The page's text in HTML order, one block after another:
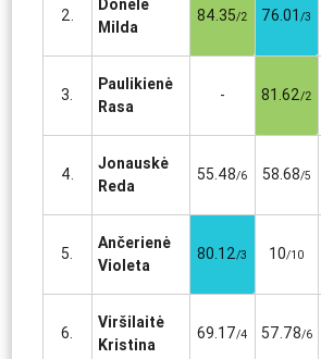
2.
Donėlė
Milda
84.35/2 76.01 /3
3.
Paulikienė
Rasa
- 81.62/2
4.
Jonauskė
Reda
55.48/6 58.68/5
5.
Ančerienė
Violeta
80.12/3 10/10
6.
Viršilaitė
Kristina
69.17/4 57.78/6